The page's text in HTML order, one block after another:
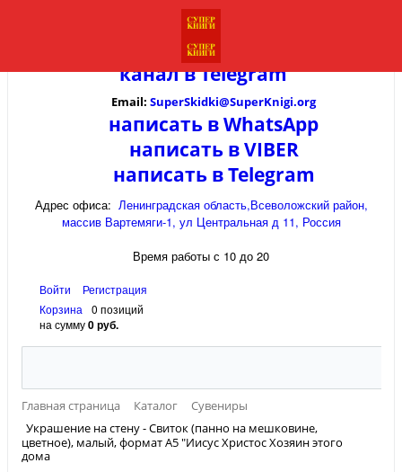
канал вTelegram
Email: SuperSkidki@SuperKnigi.org
написать в WhatsApp
написать в VIBER
написать в Telegram
Адрес офиса: Ленинградская область,Всеволожский район,
массив Вартемяги-1, ул Центральная д 11, Россия
Время работы с 10 до 20
Войти
Регистрация
Корзина
0 позиций
на сумму0 руб.
Главная страница Каталог
Сувениры
Украшение на стену - Свиток (панно на мешковине,
цветное), малый, формат А5 "Иисус Христос Хозяин этого
дома